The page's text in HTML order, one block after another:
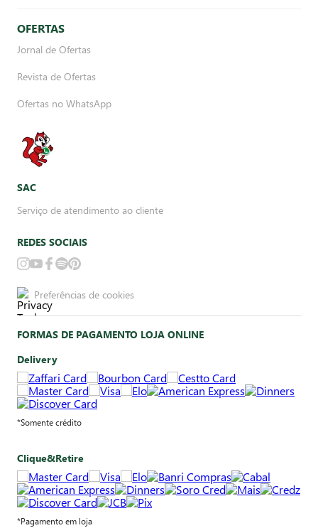
OFERTAS
Jornal de Ofertas
Revista de Ofertas
Ofertas no WhatsApp
SAC
Serviço de atendimento ao cliente
REDES SOCIAIS
Preferências de cookies
FORMAS DE PAGAMENTO LOJA ONLINE
Delivery
*Somente crédito
Clique&Retire
*Pagamento em loja